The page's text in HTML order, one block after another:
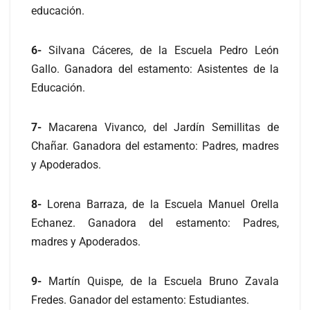
educación.
6- Silvana Cáceres, de la Escuela Pedro León
Gallo. Ganadora del estamento: Asistentes de la
Educación.
7- Macarena Vivanco, del Jardín Semillitas de
Chañar. Ganadora del estamento: Padres, madres
y Apoderados.
8- Lorena Barraza, de la Escuela Manuel Orella
Echanez. Ganadora del estamento: Padres,
madres y Apoderados.
9- Martín Quispe, de la Escuela Bruno Zavala
Fredes. Ganador del estamento: Estudiantes.